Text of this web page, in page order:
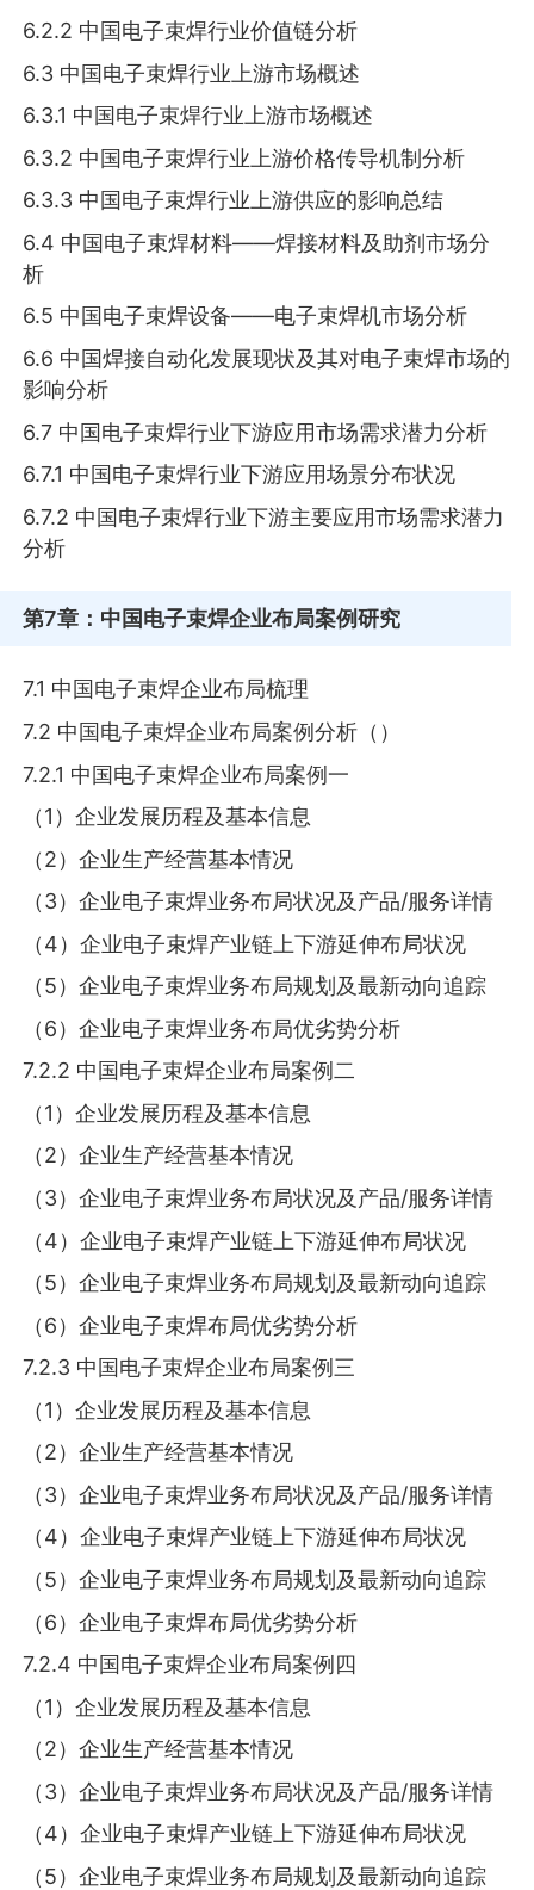
6.2.2 中国电子束焊行业价值链分析
6.3 中国电子束焊行业上游市场概述
6.3.1 中国电子束焊行业上游市场概述
6.3.2 中国电子束焊行业上游价格传导机制分析
6.3.3 中国电子束焊行业上游供应的影响总结
6.4 中国电子束焊材料——焊接材料及助剂市场分
析
6.5 中国电子束焊设备——电子束焊机市场分析
6.6 中国焊接自动化发展现状及其对电子束焊市场的
影响分析
6.7 中国电子束焊行业下游应用市场需求潜力分析
6.7.1 中国电子束焊行业下游应用场景分布状况
6.7.2 中国电子束焊行业下游主要应用市场需求潜力
分析
第7章 ：中国电子束焊企业布局案例研究
7.1 中国电子束焊企业布局梳理
7.2 中国电子束焊企业布局案例分析（）
7.2.1 中国电子束焊企业布局案例一
（1）企业发展历程及基本信息
（2）企业生产经营基本情况
（3）企业电子束焊业务布局状况及产品/服务详情
（4）企业电子束焊产业链上下游延伸布局状况
（5）企业电子束焊业务布局规划及最新动向追踪
（6）企业电子束焊业务布局优劣势分析
7.2.2 中国电子束焊企业布局案例二
（1）企业发展历程及基本信息
（2）企业生产经营基本情况
（3）企业电子束焊业务布局状况及产品/服务详情
（4）企业电子束焊产业链上下游延伸布局状况
（5）企业电子束焊业务布局规划及最新动向追踪
（6）企业电子束焊布局优劣势分析
7.2.3 中国电子束焊企业布局案例三
（1）企业发展历程及基本信息
（2）企业生产经营基本情况
（3）企业电子束焊业务布局状况及产品/服务详情
（4）企业电子束焊产业链上下游延伸布局状况
（5）企业电子束焊业务布局规划及最新动向追踪
（6）企业电子束焊布局优劣势分析
7.2.4 中国电子束焊企业布局案例四
（1）企业发展历程及基本信息
（2）企业生产经营基本情况
（3）企业电子束焊业务布局状况及产品/服务详情
（4）企业电子束焊产业链上下游延伸布局状况
（5）企业电子束焊业务布局规划及最新动向追踪